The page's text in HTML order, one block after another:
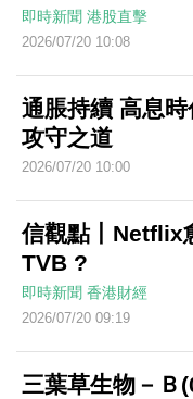
即時新聞 港股直擊
2026/07/20 10:08
通脹持續 高息
攻守之道
2026/07/20 10:00
信觀點丨Netflix
TVB ?
即時新聞 香港財經
2026/07/20 09:19
三葉草生物－Ｂ